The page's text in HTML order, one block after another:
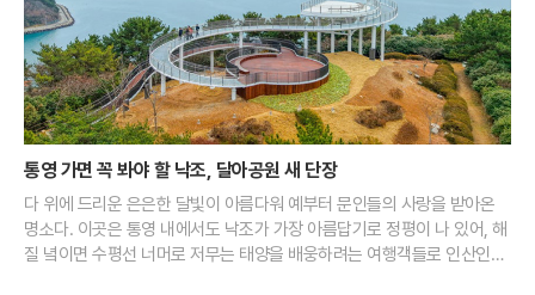
통영 가면 꼭 봐야 할 낙조, 달아공원 새 단장
다 위에 드리운 은은한 달빛이 아름다워 예부터 문인들의 사랑을 받아온
명소다. 이곳은 통영 내에서도 낙조가 가장 아름답기로 정평이 나 있어, 해
질 녘이면 수평선 너머로 저무는 태양을 배웅하려는 여행객들로 인산인해